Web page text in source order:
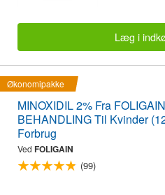
Læg i
Økonomipakke
MINOXIDIL 2% Fra
BEHANDLING Til Kvinder
Forbrug
Ved FOLIGAIN
(99)